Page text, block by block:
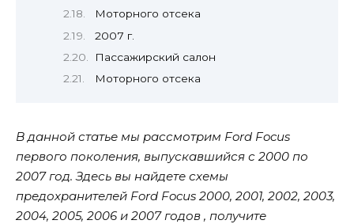
Моторного отсека
2007 г.
Пассажирский салон
Моторного отсека
В данной статье мы рассмотрим Ford Focus
первого поколения, выпускавшийся с 2000 по
2007 год. Здесь вы найдете схемы
предохранителей Ford Focus 2000, 2001, 2002, 2003,
2004, 2005, 2006 и 2007 годов , получите